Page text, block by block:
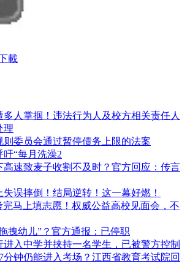
載
多人掌掴！违法行为人及校方相关责任人
理
则委员会通过暂停债务上限的法案
吁“每月洗澡2
高速致麦子收割不及时？官方回应：传言
失误摔倒！结局逆转！这一幕好燃！
完马上填志愿！权威公益高校见面会，不
拽幼儿”？官方通报：已停职
进入中学并挟持一名学生，已被警方控制
分钟仍能进入考场？江西省教育考试院回